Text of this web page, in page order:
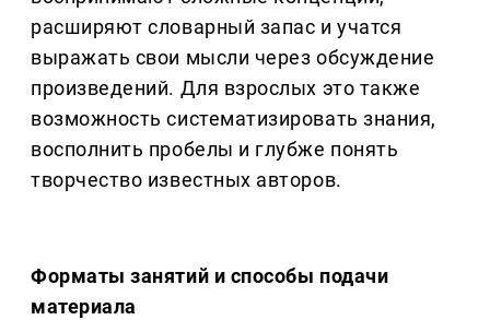
расширяют словарный запас и учатся
выражать свои мысли через обсуждение
произведений. Для взрослых это также
возможность систематизировать знания,
восполнить пробелы и глубже понять
творчество известных авторов.
Форматы занятий и способы подачи
материала